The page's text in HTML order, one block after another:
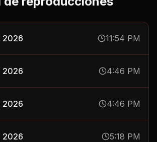
2026 11:54 PM
2026 4:46 PM
2026 4:46 PM
2026 5:18 PM
2026 4:32 PM